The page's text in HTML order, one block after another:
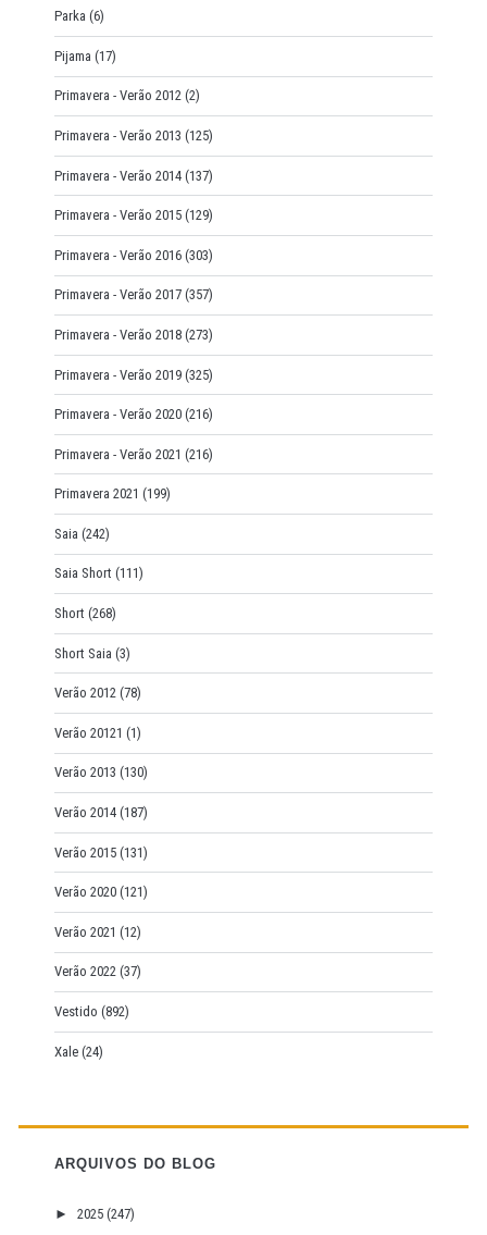
Parka (6)
Pijama (17)
Primavera - Verão 2012 (2)
Primavera - Verão 2013 (125)
Primavera - Verão 2014 (137)
Primavera - Verão 2015 (129)
Primavera - Verão 2016 (303)
Primavera - Verão 2017 (357)
Primavera - Verão 2018 (273)
Primavera - Verão 2019 (325)
Primavera - Verão 2020 (216)
Primavera - Verão 2021 (216)
Primavera 2021 (199)
Saia (242)
Saia Short (111)
Short (268)
Short Saia (3)
Verão 2012 (78)
Verão 20121 (1)
Verão 2013 (130)
Verão 2014 (187)
Verão 2015 (131)
Verão 2020 (121)
Verão 2021 (12)
Verão 2022 (37)
Vestido (892)
Xale (24)
ARQUIVOS DO BLOG
► 2025 (247)